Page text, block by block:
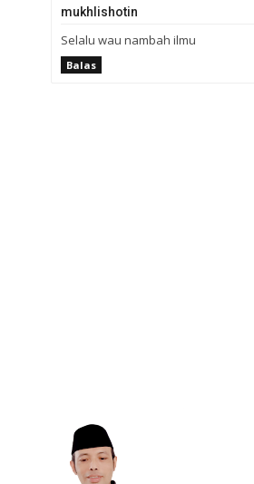
mukhlishotin
Selalu wau nambah ilmu
Balas